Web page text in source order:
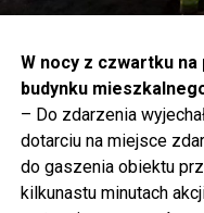
to tunel pod Świną do
projektowania i
samorządu, ale to
najważniejsze decyzje.
determinacji rządu
a następnie Pana
Chciałbym
W nocy z czwartku
budynku
– Do zdarzenia
dotarciu na miejsce
do gaszenia obiektu
kilkunastu minutach